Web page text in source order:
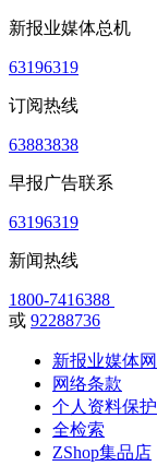
新报业媒体总机
63196319
订阅热线
63883838
早报广告联系
63196319
新闻热线
1800-7416388
或 92288736
新报业媒体
网络条款
个人资料保
全检索
ZShop集品店